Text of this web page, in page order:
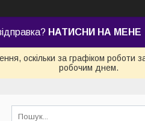
НАТИСНИ НА МЕНЕ
оскільки за графіком
робочим днем.